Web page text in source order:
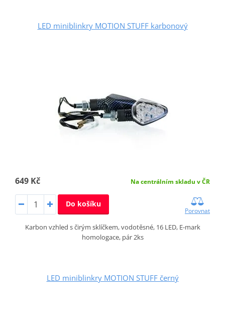
LED miniblinkry MOTION STUFF karbonový
649 Kč Na centrálním skladu v ČR
Do košíku
Porovnat
Karbon vzhled s čirým sklíčkem, vodotěsné, 16 LED, E-mark
homologace, pár 2ks
LED miniblinkry MOTION STUFF černý